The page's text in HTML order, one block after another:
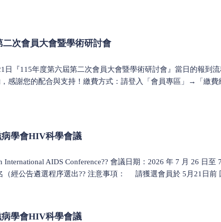
二次會員大會暨學術研討會
日『115年度第六屆第二次會員大會暨學術研討會』當日的報到
感謝您的配合與支持！繳費方式：請登入「會員專區」→「繳
病學會HIV科學會議
AIDS Conference?? 會議日期：2026 年 7 月 26 日至
（經公告遴選程序選出?? 注意事項： 請獲選會員於 5月21日前
病學會HIV科學會議